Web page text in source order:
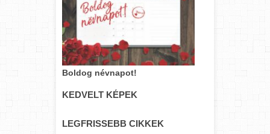
Boldog névnapot!
KEDVELT KÉPEK
LEGFRISSEBB CIKKEK